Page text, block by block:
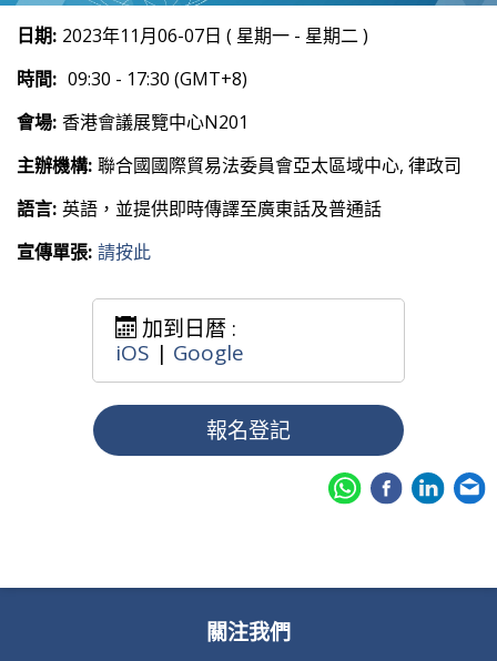
日期: 2023年11月06-07日 ( 星期一 - 星期二 )
時間: 09:30 - 17:30 (GMT+8)
會場: 香港會議展覽中心N201
主辦機構: 聯合國國際貿易法委員會亞太區域中心, 律政司
語言: 英語，並提供即時傳譯至廣東話及普通話
宣傳單張: 請按此
加到日暦 :
iOS | Google
報名登記
關注我們